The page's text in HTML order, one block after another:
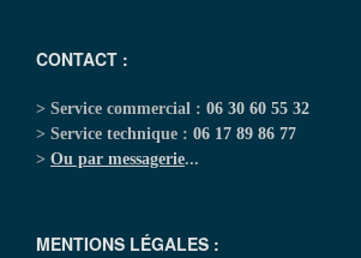
CONTACT :
> Service commercial : 06 30 60 55 32
> Service technique : 06 17 89 86 77
> Ou par messagerie...
MENTIONS LÉGALES :